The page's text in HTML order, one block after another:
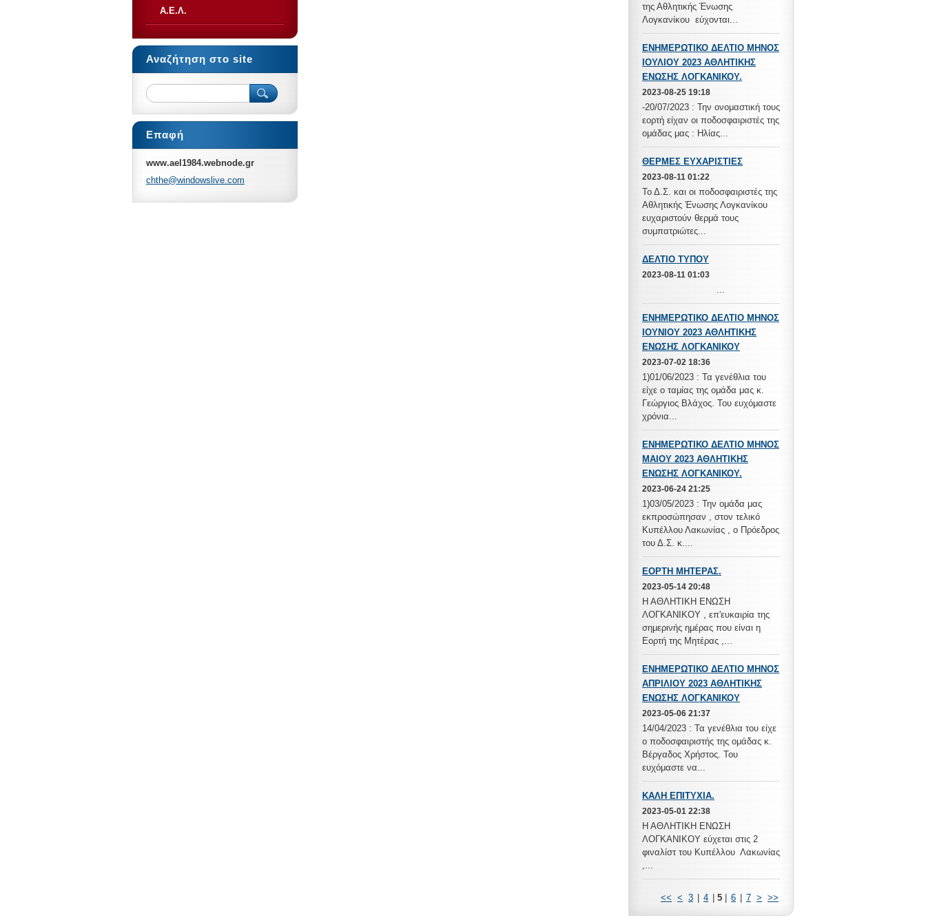
της Αθλητικής Ένωσης
Λογκανίκου εύχονται...
ΕΝΗΜΕΡΩΤΙΚΟ ΔΕΛΤΙΟ ΜΗΝΟΣ
ΙΟΥΛΙΟΥ 2023 ΑΘΛΗΤΙΚΗΣ
ΕΝΩΣΗΣ ΛΟΓΚΑΝΙΚΟΥ.
2023-08-25 19:18
-20/07/2023 : Την ονομαστική τους
εορτή είχαν οι ποδοσφαιριστές της
ομάδας μας : Ηλίας...
ΘΕΡΜΕΣ ΕΥΧΑΡΙΣΤΙΕΣ
2023-08-11 01:22
Το Δ.Σ. και οι ποδοσφαιριστές της
Αθλητικής Ένωσης Λογκανίκου
ευχαριστούν θερμά τους
συμπατριώτες...
ΔΕΛΤΙΟ ΤΥΠΟΥ
2023-08-11 01:03
...
ΕΝΗΜΕΡΩΤΙΚΟ ΔΕΛΤΙΟ ΜΗΝΟΣ
ΙΟΥΝΙΟΥ 2023 ΑΘΛΗΤΙΚΗΣ
ΕΝΩΣΗΣ ΛΟΓΚΑΝΙΚΟΥ
2023-07-02 18:36
1)01/06/2023 : Τα γενέθλια του
είχε ο ταμίας της ομάδα μας κ.
Γεώργιος Βλάχος. Του ευχόμαστε
χρόνια...
ΕΝΗΜΕΡΩΤΙΚΟ ΔΕΛΤΙΟ ΜΗΝΟΣ
ΜΑΙΟΥ 2023 ΑΘΛΗΤΙΚΗΣ
ΕΝΩΣΗΣ ΛΟΓΚΑΝΙΚΟΥ.
2023-06-24 21:25
1)03/05/2023 : Την ομάδα μας
εκπροσώπησαν , στον τελικό
Κυπέλλου Λακωνίας , ο Πρόεδρος
του Δ.Σ. κ....
ΕΟΡΤΗ ΜΗΤΕΡΑΣ.
2023-05-14 20:48
Η ΑΘΛΗΤΙΚΗ ΕΝΩΣΗ
ΛΟΓΚΑΝΙΚΟΥ , επ'ευκαιρία της
σημερινής ημέρας που είναι η
Εορτή της Μητέρας ,...
ΕΝΗΜΕΡΩΤΙΚΟ ΔΕΛΤΙΟ ΜΗΝΟΣ
ΑΠΡΙΛΙΟΥ 2023 ΑΘΛΗΤΙΚΗΣ
ΕΝΩΣΗΣ ΛΟΓΚΑΝΙΚΟΥ
2023-05-06 21:37
14/04/2023 : Τα γενέθλια του είχε
ο ποδοσφαιριστής της ομάδας κ.
Βέργαδος Χρήστος. Του
ευχόμαστε να...
ΚΑΛΗ ΕΠΙΤΥΧΙΑ.
2023-05-01 22:38
Η ΑΘΛΗΤΙΚΗ ΕΝΩΣΗ
ΛΟΓΚΑΝΙΚΟΥ εύχεται στις 2
φιναλίστ του Κυπέλλου Λακωνίας
,...
<< < 3 4 5 6 7 > >>
Α.Ε.Λ.
Αναζήτηση στο site
Επαφή
www.ael1984.webnode.gr
chthe@windowslive.com